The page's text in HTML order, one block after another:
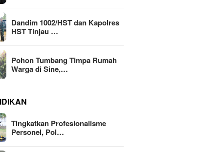
Dandim 1002/HST dan Kapolres
HST Tinjau …
Pohon Tumbang Timpa Rumah
Warga di Sine,…
Tingkatkan Profesionalisme
Personel, Pol…